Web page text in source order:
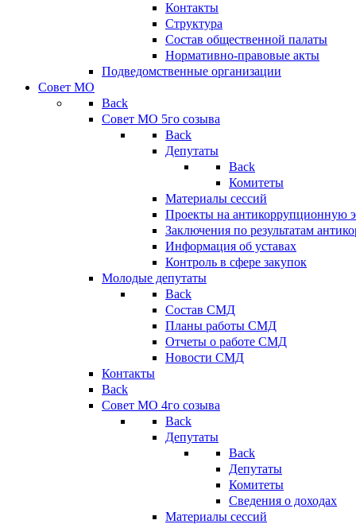
Контакты
Структура
Состав общественной палаты
Нормативно-правовые акты
Подведомственные организации
Совет МО
Back
Совет МО 5го созыва
Back
Депутаты
Back
Комитеты
Материалы сессий
Проекты на антикоррупционную
Заключения по результатам
Информация об уставах
Контроль в сфере закупок
Молодые депутаты
Back
Состав СМД
Планы работы СМД
Отчеты о работе СМД
Новости СМД
Контакты
Back
Совет МО 4го созыва
Back
Депутаты
Back
Депутаты
Комитеты
Сведения о доходах
Материалы сессий